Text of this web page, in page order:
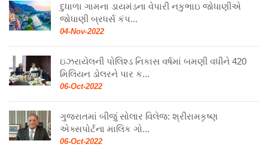
દુધાળા ગામના ડાયમંડના વેપારી નકુભાઇ જોધાણીએ
જોધાણી બ્રધર્સ કંપ...
04-Nov-2022
ઇઝરાયેલની પોલિશ્ડ નિકાસ વર્ષમાં બમણી વધીને 420
મિલિયન ડોલરને પાર ક...
06-Oct-2022
ગુજરાતમાં બીજું સોલાર વિલેજ: શ્રીરામકૃષ્ણ
એક્સપોર્ટના માલિક ગો...
06-Oct-2022